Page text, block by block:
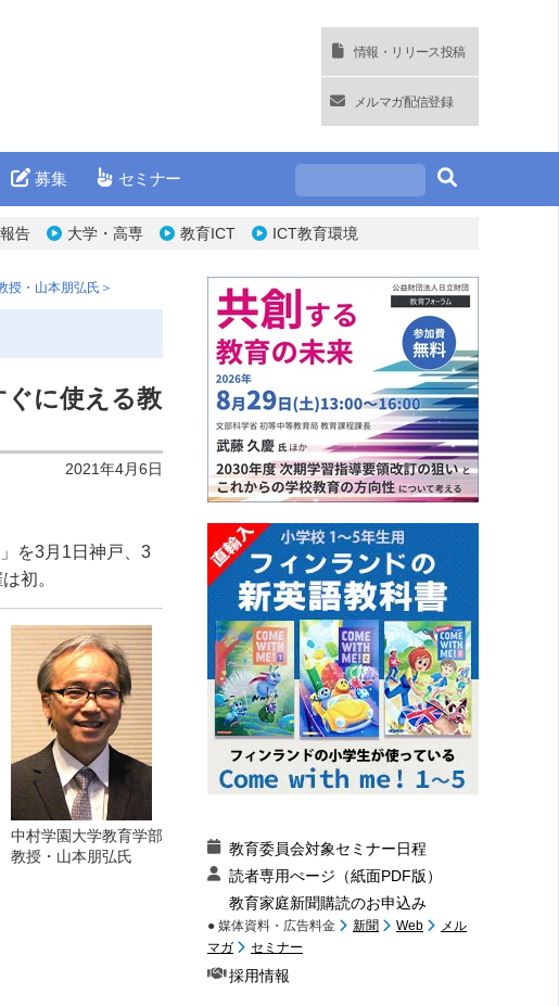
情報・リリース投稿
メルマガ配信登録
募集 セミナー
告 大学・高専 教育ICT ICT教育環境
・山本朋弘氏＞
に使える教
2021年4月6日
を3月1日神戸、3
初。
中村学園大学教育学部
教授・山本朋弘氏
教育委員会対象セミナー日程
読者専用ぺージ（紙面PDF版）
教育家庭新聞購読のお申込み
● 媒体資料・広告料金 新聞 Web
メル
マガ
セミナー
採用情報